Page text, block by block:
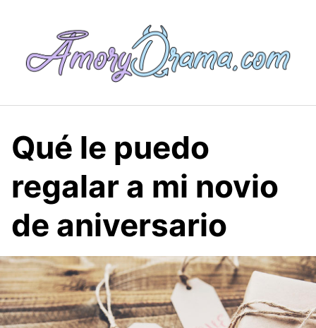
Qué le puedo
regalar a mi novio
de aniversario